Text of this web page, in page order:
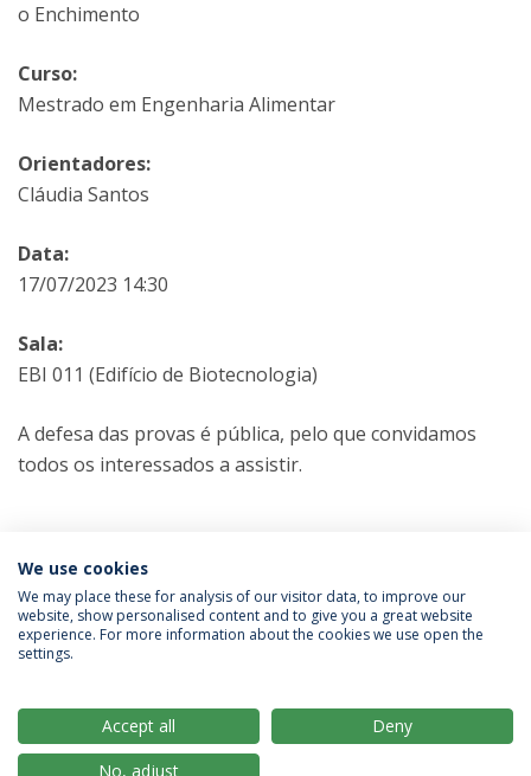
o Enchimento
Curso:
Mestrado em Engenharia Alimentar
Orientadores:
Cláudia Santos
Data:
17/07/2023 14:30
Sala:
EBI 011 (Edifício de Biotecnologia)
A defesa das provas é pública, pelo que convidamos
todos os interessados a assistir.
Mestrado em Engenharia Alimentar
Política de Privacidade
Termos & Condições
We use cookies
We may place these for analysis of our visitor data, to improve our
website, show personalised content and to give you a great website
experience. For more information about the cookies we use open the
settings.
Accept all
Deny
No, adjust